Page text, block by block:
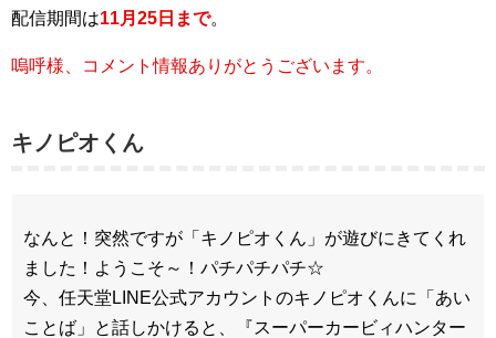
配信期間は11月25日まで。
嗚呼様、コメント情報ありがとうございます。
キノピオくん
なんと！突然ですが「キノピオくん」が遊びにきてくれ
ました！ようこそ～！パチパチパチ☆
今、任天堂LINE公式アカウントのキノピオくんに「あい
ことば」と話しかけると、『スーパーカービィハンター